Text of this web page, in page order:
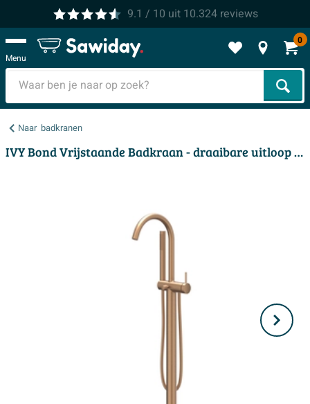
9.1 / 10 uit 10.324reviews
Menu
0
Naar badkranen
IVY Bond Vrijstaande Badkraan - draaibare uitloop - 150cm - doucheslang - staafhanddouche - mat koper PVD